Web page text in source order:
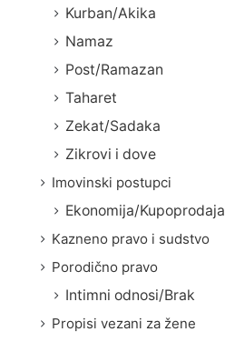
Kurban/Akika
Namaz
Post/Ramazan
Taharet
Zekat/Sadaka
Zikrovi i dove
Imovinski postupci
Ekonomija/Kupoprodaja
Kazneno pravo i sudstvo
Porodično pravo
Intimni odnosi/Brak
Propisi vezani za žene